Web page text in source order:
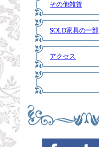
その他雑貨
SOLD家具の一部
アクセス